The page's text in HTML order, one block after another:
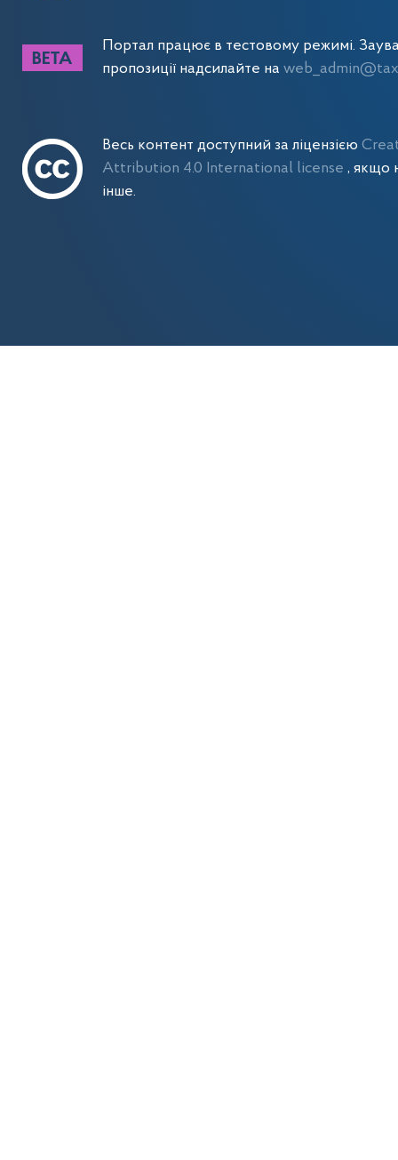
Портал працює в тестовому режимі.
пропозиції надсилайте на
Весь контент доступний за ліцензією
Attribution 4.0 International license , якщо
інше.